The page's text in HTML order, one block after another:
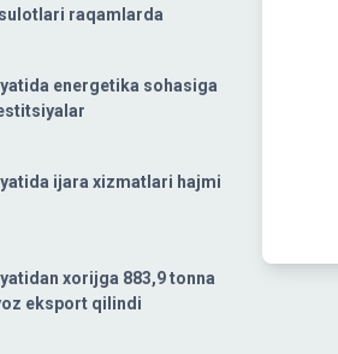
raqamlarda
energetika sohasiga
ijara xizmatlari hajmi
xorijga 883,9 tonna
eksport qilindi